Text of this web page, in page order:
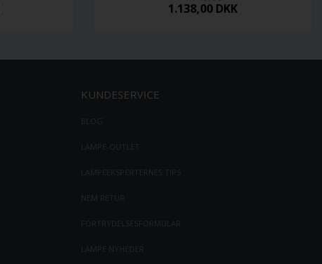
1.138,00 DKK
KUNDESERVICE